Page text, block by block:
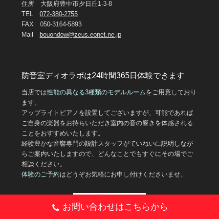
住所 大阪府豊中市夕日丘1-3-8
TEL 072-380-2755
FAX 050-3164-5893
Mail
bouondow@zeus.eonet.ne.jp
防音室ディオラボは24時間365日体験できます
当店では性能の異なる3種類のモデルルームをご用意しており
ます。
アップライトピアノを設置してございますが、可能であれば
ご自身の楽器をお持ちいただき室内の音の響きを体感される
ことをおすすめいたします。
経験豊かな音響専門の設計スタッフがていねいに説明しなが
らご案内いたしますので、どんなことでもすぐにその場でご
相談ください。
体験のご予約はどうぞお気軽にお申し付けくださいませ。
お問い合わせはこちらから